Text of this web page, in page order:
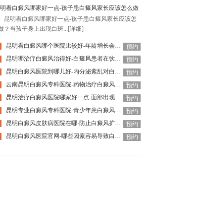
看白癜风哪家好一点-孩子患白癜风家长应该怎么做
昆明看白癜风哪家好一点-孩子患白癜风家长应该怎
？当孩子身上出现白斑... [详细]
昆明看白癜风哪个医院比较好-年龄增长会影响白癜风扩散吗
预约
昆明哪治疗白癜风治得好-白癜风患者在饮食上需要特别注意什么
预约
昆明白癜风医院到哪儿好-内分泌紊乱对白癜风有什么影响
预约
云南昆明白癜风专科医院-药物治疗白癜风要注意什么
预约
昆明治疗白癜风医院哪家好一点-面部出现白癜风的原因是什么
预约
昆明专业白癜风专科医院-青少年患白癜风还能治好吗
预约
昆明白癜风皮肤病医院在哪-防止白癜风扩散该怎么做
预约
昆明白癜风医院官网-哪些因素容易导致白癜风扩散呢 预约